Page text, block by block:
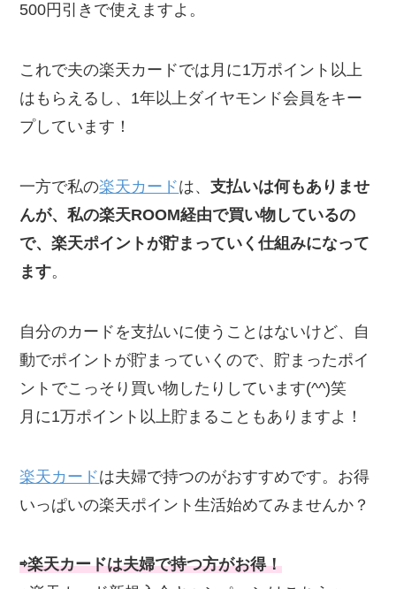
500円引きで使えますよ。
これで夫の楽天カードでは月に1万ポイント以上
はもらえるし、1年以上ダイヤモンド会員をキー
プしています！
一方で私の楽天カードは、支払いは何もありませ
んが、私の楽天ROOM経由で買い物しているの
で、楽天ポイントが貯まっていく仕組みになって
ます。
自分のカードを支払いに使うことはないけど、自
動でポイントが貯まっていくので、貯まったポイ
ントでこっそり買い物したりしています(^^)笑
月に1万ポイント以上貯まることもありますよ！
楽天カードは夫婦で持つのがおすすめです。お得
いっぱいの楽天ポイント生活始めてみませんか？
⇨楽天カードは夫婦で持つ方がお得！